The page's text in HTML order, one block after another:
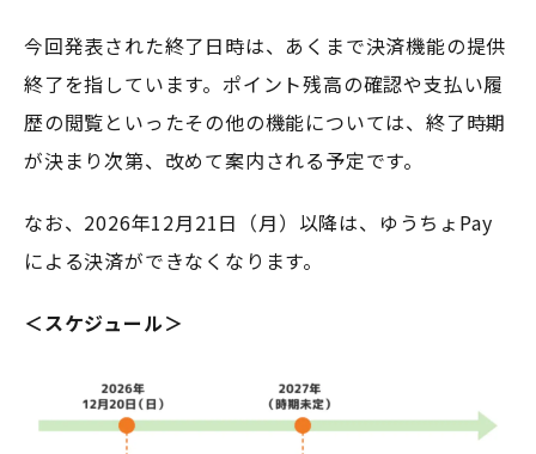
今回発表された終了日時は、あくまで決済機能の提供
終了を指しています。ポイント残高の確認や支払い履
歴の閲覧といったその他の機能については、終了時期
が決まり次第、改めて案内される予定です。
なお、2026年12月21日（月）以降は、ゆうちょPay
による決済ができなくなります。
＜スケジュール＞